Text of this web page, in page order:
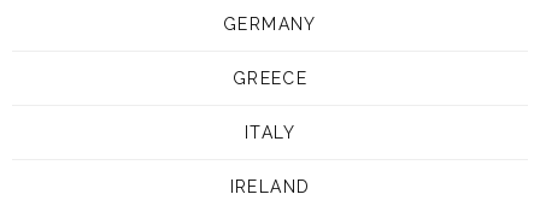
GERMANY
GREECE
ITALY
IRELAND